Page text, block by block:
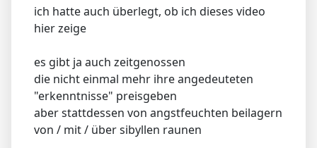
ich hatte auch überlegt, ob ich dieses video
hier zeige
es gibt ja auch zeitgenossen
die nicht einmal mehr ihre angedeuteten
"erkenntnisse" preisgeben
aber stattdessen von angstfeuchten beilagern
von / mit / über sibyllen raunen